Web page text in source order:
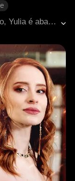
No terceiro aniversário de casamento, Yulia é abandonada por Lucas, que volta para sua antiga paixão, Ella. Ela revela sua verdadeira identidade como restauradora de arte e conhece Darrion, herdeiro do Grupo Shaw, com quem se apaixona. Apesar das armadilhas e do sequestro do filho, Yulia, com Darrion, vence todos, reconquista seu filho, constrói seu legado e encontra o verdadeiro amor, enquanto a falsa esposa desaparece.